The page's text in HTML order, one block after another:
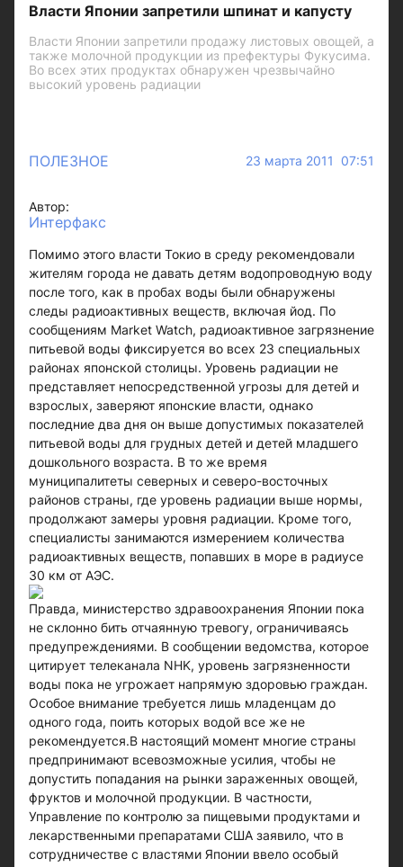
Власти Японии запретили шпинат и капусту
Власти Японии запретили продажу листовых овощей, а
также молочной продукции из префектуры Фукусима.
Во всех этих продуктах обнаружен чрезвычайно
высокий уровень радиации
ПОЛЕЗНОЕ 23 марта 2011 07:51
Автор:
Интерфакс
Помимо этого власти Токио в среду рекомендовали
жителям города не давать детям водопроводную воду
после того, как в пробах воды были обнаружены
следы радиоактивных веществ, включая йод. По
сообщениям Market Watch, радиоактивное загрязнение
питьевой воды фиксируется во всех 23 специальных
районах японской столицы. Уровень радиации не
представляет непосредственной угрозы для детей и
взрослых, заверяют японские власти, однако
последние два дня он выше допустимых показателей
питьевой воды для грудных детей и детей младшего
дошкольного возраста. В то же время
муниципалитеты северных и северо-восточных
районов страны, где уровень радиации выше нормы,
продолжают замеры уровня радиации. Кроме того,
специалисты занимаются измерением количества
радиоактивных веществ, попавших в море в радиусе
30 км от АЭС.
Правда, министерство здравоохранения Японии пока
не склонно бить отчаянную тревогу, ограничиваясь
предупреждениями. В сообщении ведомства, которое
цитирует телеканала NHK, уровень загрязненности
воды пока не угрожает напрямую здоровью граждан.
Особое внимание требуется лишь младенцам до
одного года, поить которых водой все же не
рекомендуется.В настоящий момент многие страны
предпринимают всевозможные усилия, чтобы не
допустить попадания на рынки зараженных овощей,
фруктов и молочной продукции. В частности,
Управление по контролю за пищевыми продуктами и
лекарственными препаратами США заявило, что в
сотрудничестве с властями Японии ввело особый